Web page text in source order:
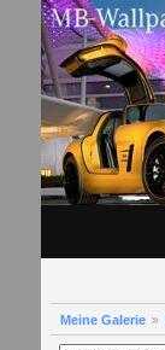
Meine Galerie